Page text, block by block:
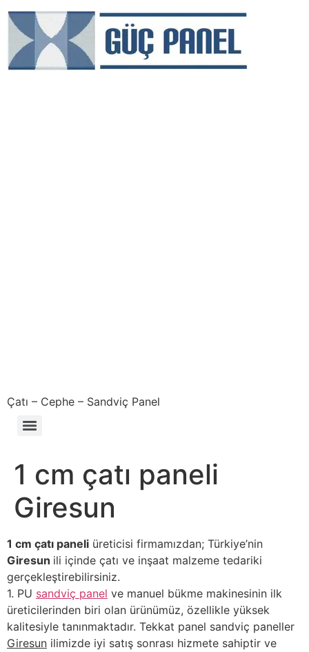
Çatı – Cephe – Sandviç Panel
1 cm çatı paneli
Giresun
1 cm çatı paneli üreticisi firmamızdan; Türkiye’nin
Giresun ili içinde çatı ve inşaat malzeme tedariki
gerçekleştirebilirsiniz.
1. PU sandviç panel ve manuel bükme makinesinin ilk
üreticilerinden biri olan ürünümüz, özellikle yüksek
kalitesiyle tanınmaktadır. Tekkat panel sandviç paneller
Giresun ilimizde iyi satış sonrası hizmete sahiptir ve